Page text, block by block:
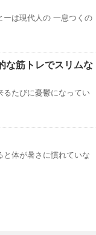
ーは現代人の 一息つくの
な筋トレでスリムな
るたびに憂鬱になってい
体が暑さに慣れていな